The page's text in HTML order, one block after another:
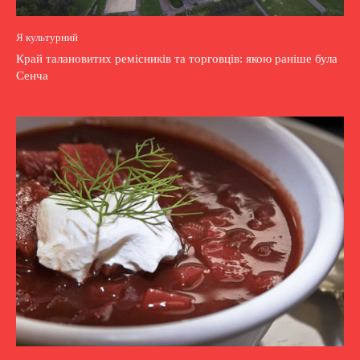
Я культурний
Край талановитих ремісників та торговців: якою раніше була
Сенча